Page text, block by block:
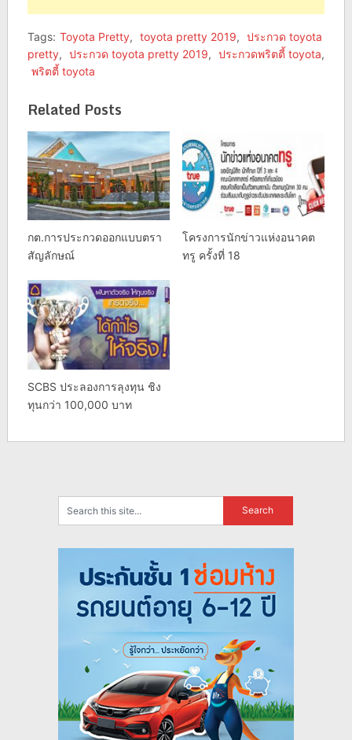
Tags: Toyota Pretty, toyota pretty 2019, ประกวด toyota
pretty, ประกวด toyota pretty 2019, ประกวดพริตตี้ toyota,
พริตตี้ toyota
Related Posts
กต.การประกวดออกแบบตรา
สัญลักษณ์
โครงการนักข่าวแห่งอนาคต
ทรู ครั้งที่ 18
SCBS ประลองการลุงทุน ชิง
ทุนกว่า 100,000 บาท